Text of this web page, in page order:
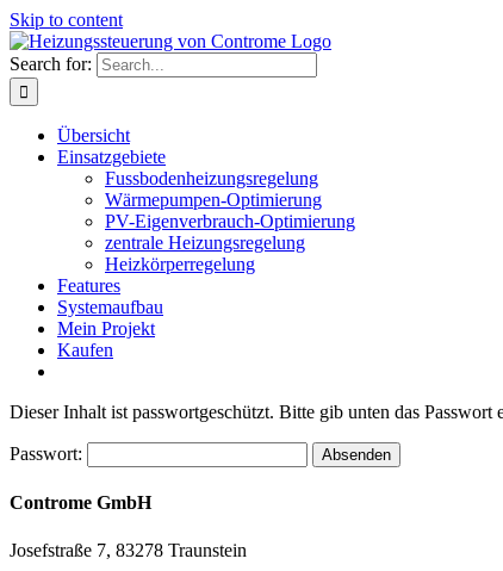
Skip to content
Search for:
Übersicht
Einsatzgebiete
Fussbodenheizungsregelung
Wärmepumpen-Optimierung
PV-Eigenverbrauch-Optimierung
zentrale Heizungsregelung
Heizkörperregelung
Features
Systemaufbau
Mein Projekt
Kaufen
Dieser Inhalt ist passwortgeschützt. Bitte gib unten das Passwort
Passwort:
Controme GmbH
Josefstraße 7, 83278 Traunstein